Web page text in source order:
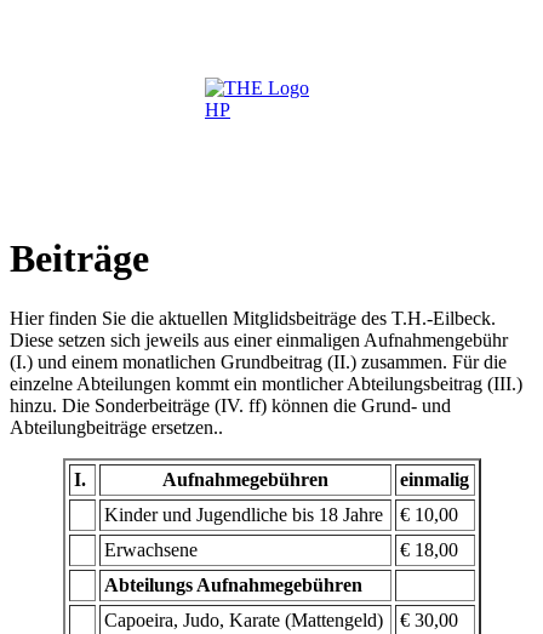
Beiträge
Hier finden Sie die aktuellen Mitglidsbeiträge des T.H.-Eilbeck.
Diese setzen sich jeweils aus einer einmaligen Aufnahmengebühr
(I.) und einem monatlichen Grundbeitrag (II.) zusammen. Für die
einzelne Abteilungen kommt ein montlicher Abteilungsbeitrag (III.)
hinzu. Die Sonderbeiträge (IV. ff) können die Grund- und
Abteilungbeiträge ersetzen..
I. Aufnahmegebühren
einmalig
Kinder und Jugendliche bis 18 Jahre
€ 10,00
Erwachsene
€ 18,00
Abteilungs Aufnahmegebühren
Capoeira, Judo, Karate (Mattengeld)
€ 30,00